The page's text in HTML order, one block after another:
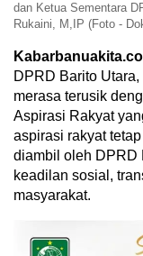
dan Ketua Sementara
Rukaini, M,IP (Foto -
DPRD Barito
merasa terusik
Aspirasi Rakyat
aspirasi rakyat
diambil oleh DPRD
keadilan sosial,
masyarakat.